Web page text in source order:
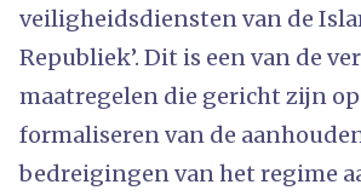
veiligheidsdiensten van de
Republiek’. Dit is een van de
maatregelen die gericht zijn
formaliseren van de
bedreigingen van het regime